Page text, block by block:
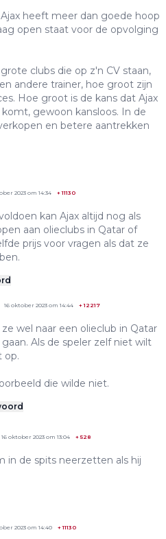
heeft meer dan goede hoop
open staat voor de opvolging
clubs die op z'n CV staan,
andere trainer, hoe groot zijn
Hoe groot is de kans dat Ajax
gewoon kansloos. In de
en betere aantrekken
2023 om 14:34 +11130
kan Ajax altijd nog als
aan olieclubs in Qatar of
prijs voor vragen als dat ze
16 oktober 2023 om 14:44 +12217
wel naar een olieclub in Qatar
gaan. Als de speler zelf niet wilt
op.
die wilde niet.
16 oktober 2023 om 13:04 + 528
in de spits neerzetten als hij
2023 om 14:40 +11130